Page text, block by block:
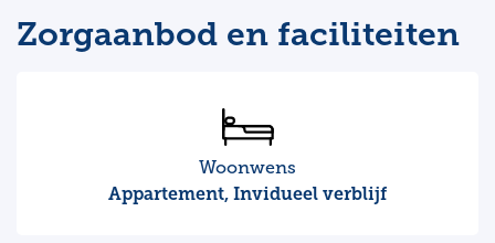
Zorgaanbod en faciliteiten
Woonwens
Appartement, Invidueel verblijf